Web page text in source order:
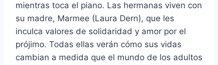
mientras toca el piano. Las hermanas viven con
su madre, Marmee (Laura Dern), que les
inculca valores de solidaridad y amor por el
prójimo. Todas ellas verán cómo sus vidas
cambian a medida que el mundo de los adultos